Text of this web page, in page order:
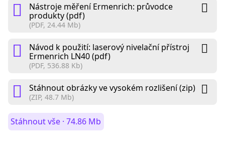
Nástroje měření Ermenrich: průvodce
produkty (pdf)
(PDF, 24.44 Mb)
Návod k použití: laserový nivelační přístroj
Ermenrich LN40 (pdf)
(PDF, 536.88 Kb)
Stáhnout obrázky ve vysokém rozlišení (zip)
(ZIP, 48.7 Mb)
Stáhnout vše · 74.86 Mb